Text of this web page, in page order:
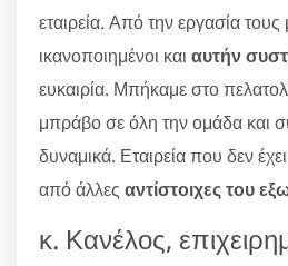
εταιρεία. Από την εργασία τους
ικανοποιημένοι και αυτήν
ευκαιρία. Μπήκαμε στο
μπράβο σε όλη την ομάδα και
δυναμικά. Εταιρεία που δεν
από άλλες αντίστοιχες του
κ. Κανέλος,